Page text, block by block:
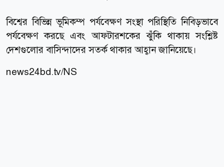
বিশ্বের বিভিন্ন ভূমিকম্প পর্যবেক্ষণ সংস্থা পরিস্থিতি নিবিড়ভাবে
পর্যবেক্ষণ করছে এবং আফটারশকের ঝুঁকি থাকায় সংশ্লিষ্ট
দেশগুলোর বাসিন্দাদের সতর্ক থাকার আহ্বান জানিয়েছে।
news24bd.tv/NS